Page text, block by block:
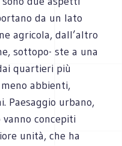
da un lato
agricola, dall’altro
sottopo- ste a una
quartieri più
abbienti,
Paesaggio urbano,
concepiti
unità, che ha